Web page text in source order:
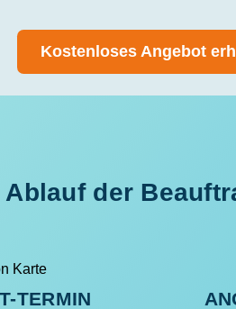
Kostenloses Angebot
Ablauf der
TERMIN